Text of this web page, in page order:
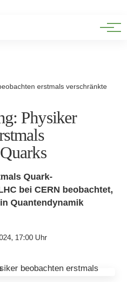
erstmals verschränkte
Physiker
Quark-
bei CERN beobachtet,
Quantendynamik
17:00 Uhr